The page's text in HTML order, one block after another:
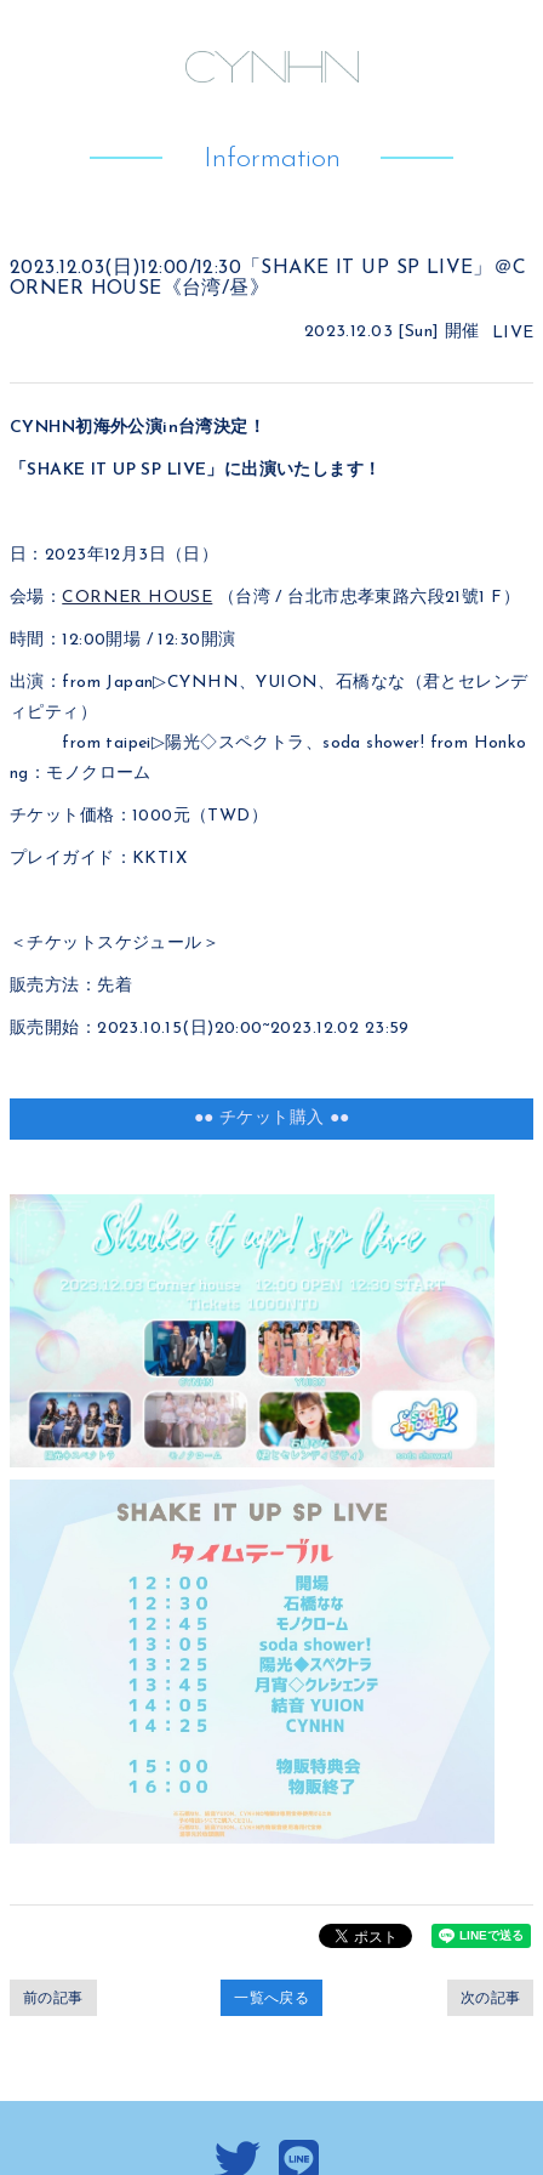
Information
2023.12.03(日)12:00/12:30「SHAKE IT UP SP LIVE」＠C
ORNER HOUSE《台湾/昼》
2023.12.03 [Sun] 開催 LIVE
CYNHN初海外公演in台湾決定！
「SHAKE IT UP SP LIVE」に出演いたします！
日：2023年12月3日（日）
会場：CORNER HOUSE （台湾 / 台北市忠孝東路六段21號1 F）
時間：12:00開場 / 12:30開演
出演：from Japan▷CYNHN、YUION、石橋なな（君とセレンデ
ィピティ）
from taipei▷陽光◇スペクトラ、soda shower! from Honko
ng：モノクローム
チケット価格：1000元（TWD）
プレイガイド：KKTIX
＜チケットスケジュール＞
販売方法：先着
販売開始：2023.10.15(日)20:00~2023.12.02 23:59
●● チケット購入 ●●
次の記事
一覧へ戻る
前の記事